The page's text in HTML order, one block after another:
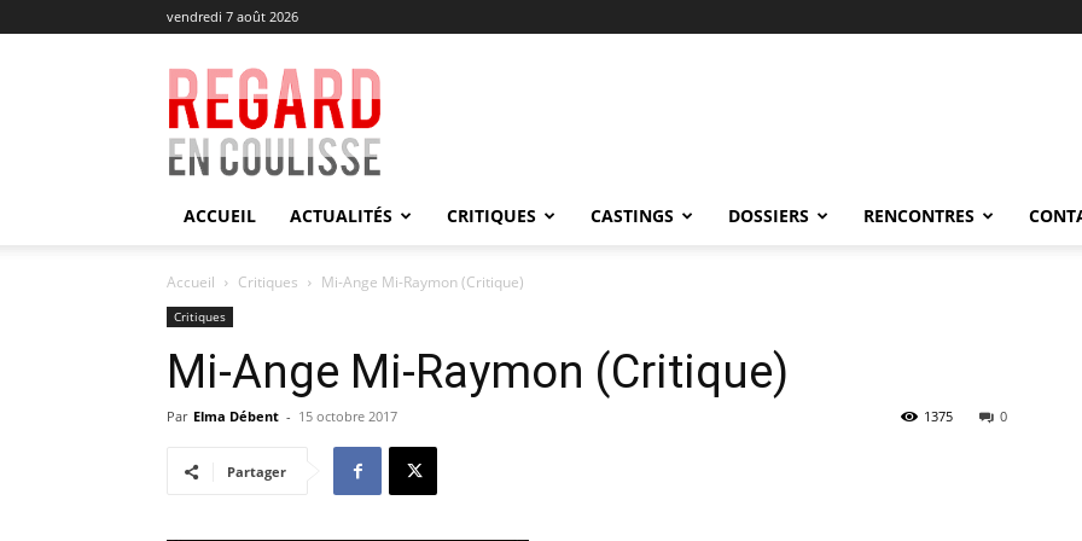
vendredi 7 août 2026
Regard
en
Coulisse
ACCUEIL ACTUALITÉS CRITIQUES CASTINGS DOSSIERS RENCONTRES
Accueil Critiques Mi-Ange Mi-Raymon (Critique)
Critiques
Mi-Ange Mi-Raymon (Critique)
Par Elma Débent - 15 octobre 2017 0
1375
Partager